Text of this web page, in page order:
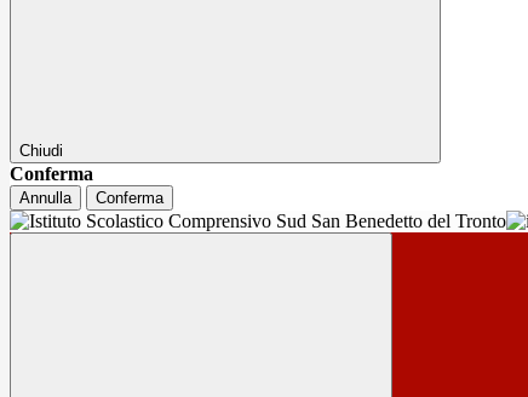
Chiudi
Conferma
Annulla Conferma